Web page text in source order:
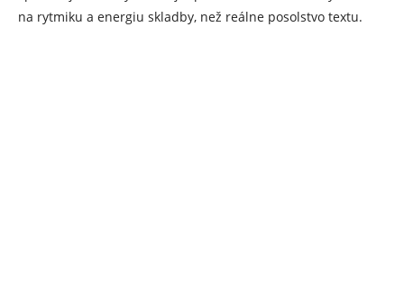
na rytmiku a energiu skladby, než reálne posolstvo textu.